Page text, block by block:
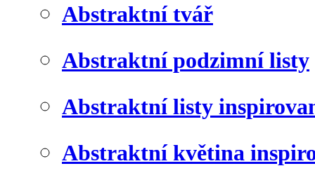
Abstraktní tvář
Abstraktní podzimní listy
Abstraktní listy
Abstraktní květina